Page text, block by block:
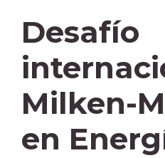
Desafío
Milken-
en